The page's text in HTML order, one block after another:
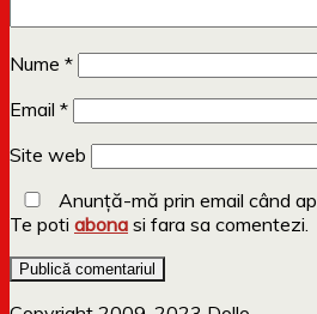
Nume *
Email *
Site web
Anunță-mă prin email când
Te poti abona si fara sa comentezi.